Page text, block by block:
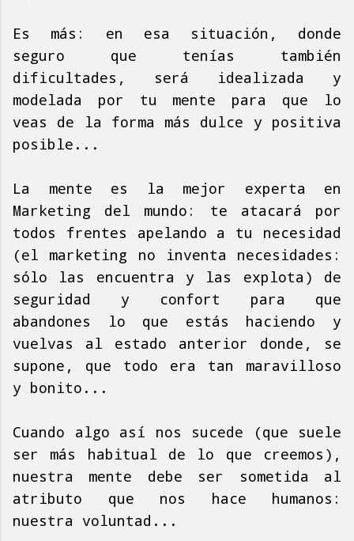
Es más: en esa situación, donde
seguro que tenías también
dificultades, será idealizada y
modelada por tu mente para que lo
veas de la forma más dulce y positiva
posible...
La mente es la mejor experta en
Marketing del mundo: te atacará por
todos frentes apelando a tu necesidad
(el marketing no inventa necesidades:
sólo las encuentra y las explota) de
seguridad y confort para que
abandones lo que estás haciendo y
vuelvas al estado anterior donde, se
supone, que todo era tan maravilloso
y bonito...
Cuando algo así nos sucede (que suele
ser más habitual de lo que creemos),
nuestra mente debe ser sometida al
atributo que nos hace humanos:
nuestra voluntad...